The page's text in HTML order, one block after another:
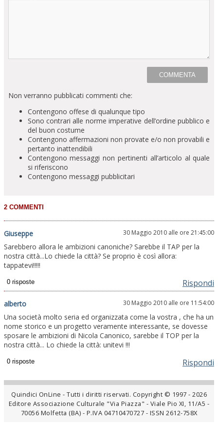
Non verranno pubblicati commenti che:
Contengono offese di qualunque tipo
Sono contrari alle norme imperative dell’ordine pubblico e
del buon costume
Contengono affermazioni non provate e/o non provabili e
pertanto inattendibili
Contengono messaggi non pertinenti all’articolo al quale
si riferiscono
Contengono messaggi pubblicitari
Giuseppe 30 Maggio 2010 alle ore 21:45:00
Sarebbero allora le ambizioni canoniche? Sarebbe il TAP per la
nostra città...Lo chiede la città? Se proprio è così allora:
tappatevi!!!!!
Rispondi
alberto 30 Maggio 2010 alle ore 11:54:00
Una società molto seria ed organizzata come la vostra , che ha un
nome storico e un progetto veramente interessante, se dovesse
sposare le ambizioni di Nicola Canonico, sarebbe il TOP per la
nostra città... Lo chiede la città: unitevi !!!
Rispondi
Quindici OnLine - Tutti i diritti riservati. Copyright © 1997 - 2026
Editore Associazione Culturale "Via Piazza" - Viale Pio XI, 11/A5 -
70056 Molfetta (BA) - P.IVA 04710470727 - ISSN 2612-758X